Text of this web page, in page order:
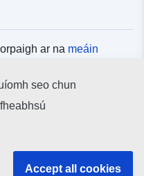
ar na meáin
seo chun
Accept all cookies